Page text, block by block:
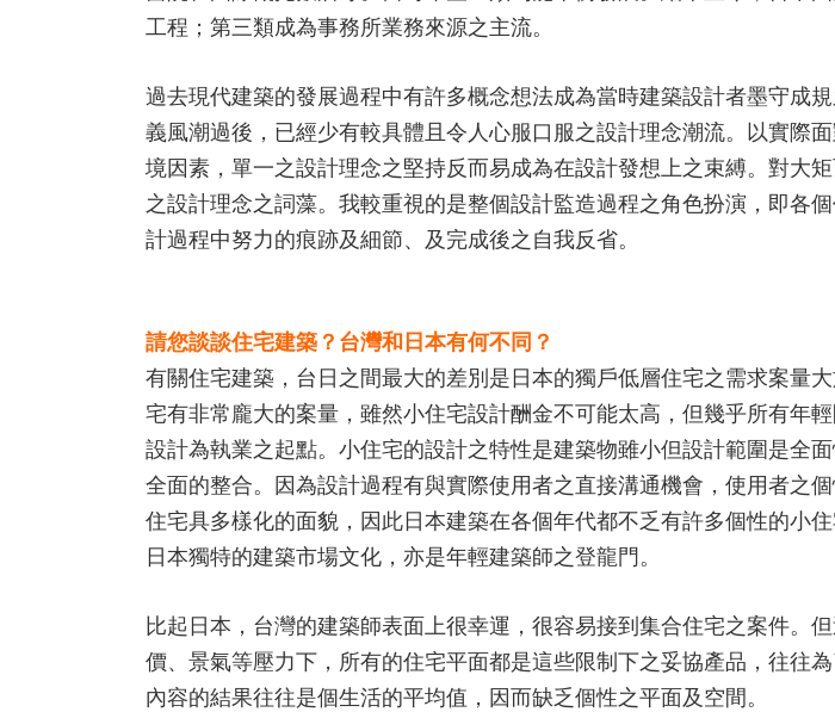
工程；第三類成為事務所業務來源之主流。
過去現代建築的發展過程中有許多概念想法成為當時建築設計者墨守成
義風潮過後，已經少有較具體且令人心服口服之設計理念潮流。以實際
境因素，單一之設計理念之堅持反而易成為在設計發想上之束縛。對大
之設計理念之詞藻。我較重視的是整個設計監造過程之角色扮演，即各
計過程中努力的痕跡及細節、及完成後之自我反省。
請您談談住宅建築？台灣和日本有何不同？
有關住宅建築，台日之間最大的差別是日本的獨戶低層住宅之需求案量
宅有非常龐大的案量，雖然小住宅設計酬金不可能太高，但幾乎所有年
設計為執業之起點。小住宅的設計之特性是建築物雖小但設計範圍是全
全面的整合。因為設計過程有與實際使用者之直接溝通機會，使用者之
住宅具多樣化的面貌，因此日本建築在各個年代都不乏有許多個性的小
日本獨特的建築市場文化，亦是年輕建築師之登龍門。
比起日本，台灣的建築師表面上很幸運，很容易接到集合住宅之案件。
價、景氣等壓力下，所有的住宅平面都是這些限制下之妥協產品，往往
內容的結果往往是個生活的平均值，因而缺乏個性之平面及空間。